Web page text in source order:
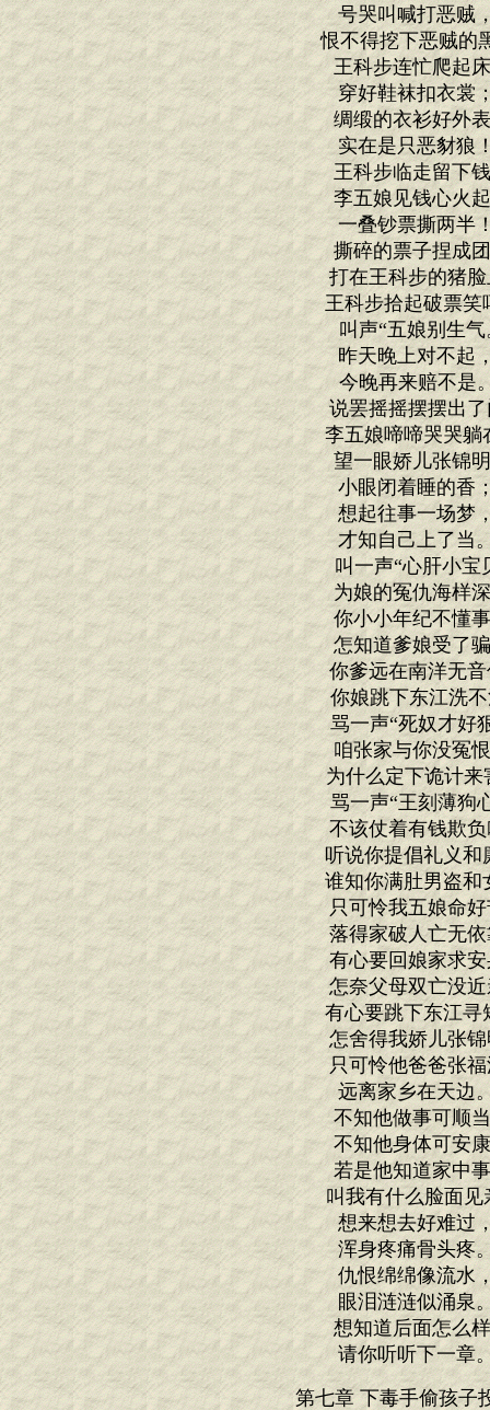
号哭叫喊打恶贼
恨不得挖下恶贼的
王科步连忙爬起
穿好鞋袜扣衣裳
绸缎的衣衫好外
实在是只恶豺狼
王科步临走留下
李五娘见钱心火
一叠钞票撕两半
撕碎的票子捏成
打在王科步的猪脸
王科步拾起破票笑
叫声“五娘别生气
昨天晚上对不起
今晚再来赔不是
说罢摇摇摆摆出了
李五娘啼啼哭哭躺
望一眼娇儿张锦
小眼闭着睡的香
想起往事一场梦
才知自己上了当
叫一声“心肝小宝
为娘的冤仇海样
你小小年纪不懂
怎知道爹娘受了
你爹远在南洋无音
你娘跳下东江洗不
骂一声“死奴才好
咱张家与你没冤
为什么定下诡计来
骂一声“王刻薄狗
不该仗着有钱欺负
听说你提倡礼义和
谁知你满肚男盗和
只可怜我五娘命好
落得家破人亡无依
有心要回娘家求安
怎奈父母双亡没近
有心要跳下东江寻
怎舍得我娇儿张锦
只可怜他爸爸张福
远离家乡在天边
不知他做事可顺
不知他身体可安
若是他知道家中
叫我有什么脸面见
想来想去好难过
浑身疼痛骨头疼
仇恨绵绵像流水
眼泪涟涟似涌泉
想知道后面怎么
请你听听下一章
第七章 下毒手偷孩子